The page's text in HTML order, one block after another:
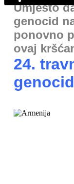
Umjesto
genocid
ponovno
ovaj
24.